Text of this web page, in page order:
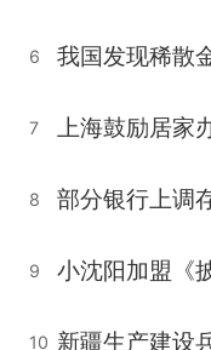
6
7 上海鼓励居家
8 部分银行上调
9 小沈阳加盟《
10